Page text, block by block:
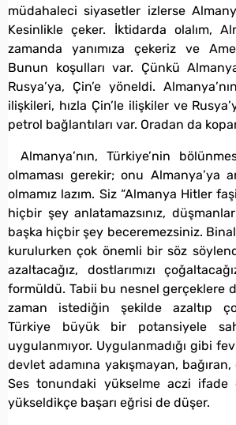
müdahaleci siyasetler izlerse
Kesinlikle çeker. İktidarda olalım,
zamanda yanımıza çekeriz ve
Bunun koşulları var. Çünkü
Rusya’ya, Çin’e yöneldi.
ilişkileri, hızla Çin’le ilişkiler ve
petrol bağlantıları var. Oradan da
Almanya’nın, Türkiye’nin
olmaması gerekir; onu Almanya’ya
olmamız lazım. Siz “Almanya Hitler
hiçbir şey anlatamazsınız,
başka hiçbir şey beceremezsiniz.
kurulurken çok önemli bir söz
azaltacağız, dostlarımızı
formüldü. Tabii bu nesnel gerçeklere
zaman istediğin şekilde azaltıp
Türkiye büyük bir potansiyele
uygulanmıyor. Uygulanmadığı gibi
devlet adamına yakışmayan,
Ses tonundaki yükselme aczi
yükseldikçe başarı eğrisi de düşer.